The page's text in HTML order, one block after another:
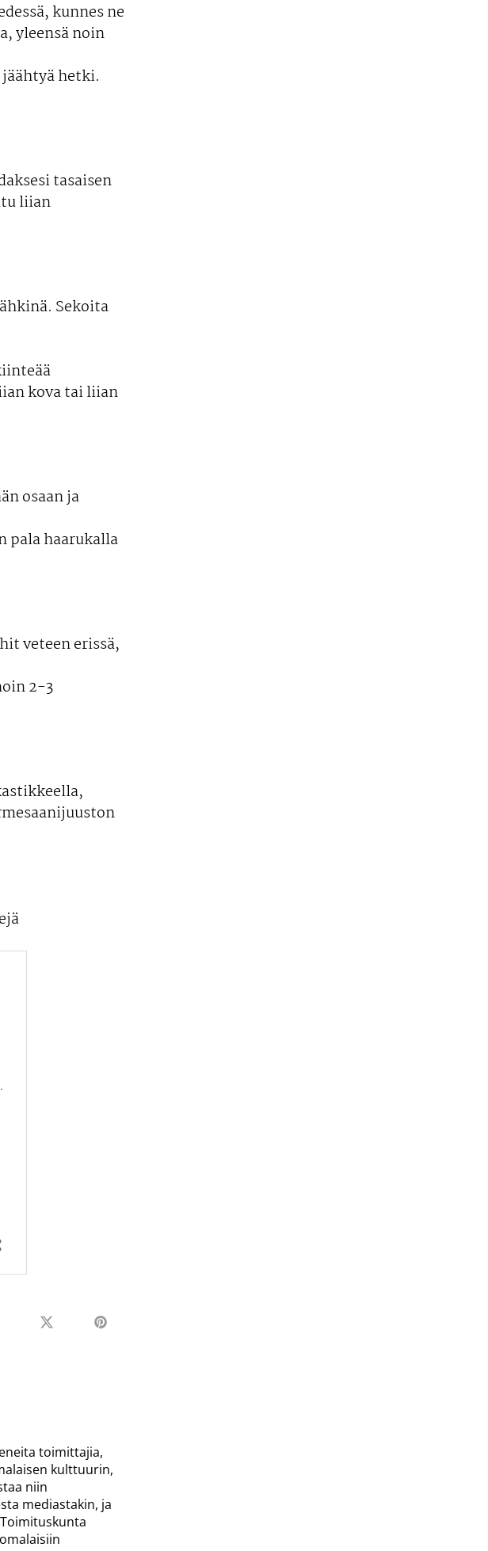
kunnes ne
yleensä noin
hetki.
tasaisen
liian
Sekoita
kova tai liian
osaan ja
pala haarukalla
veteen erissä,
2-3
toimittajia,
kulttuurin,
niin
mediastakin, ja